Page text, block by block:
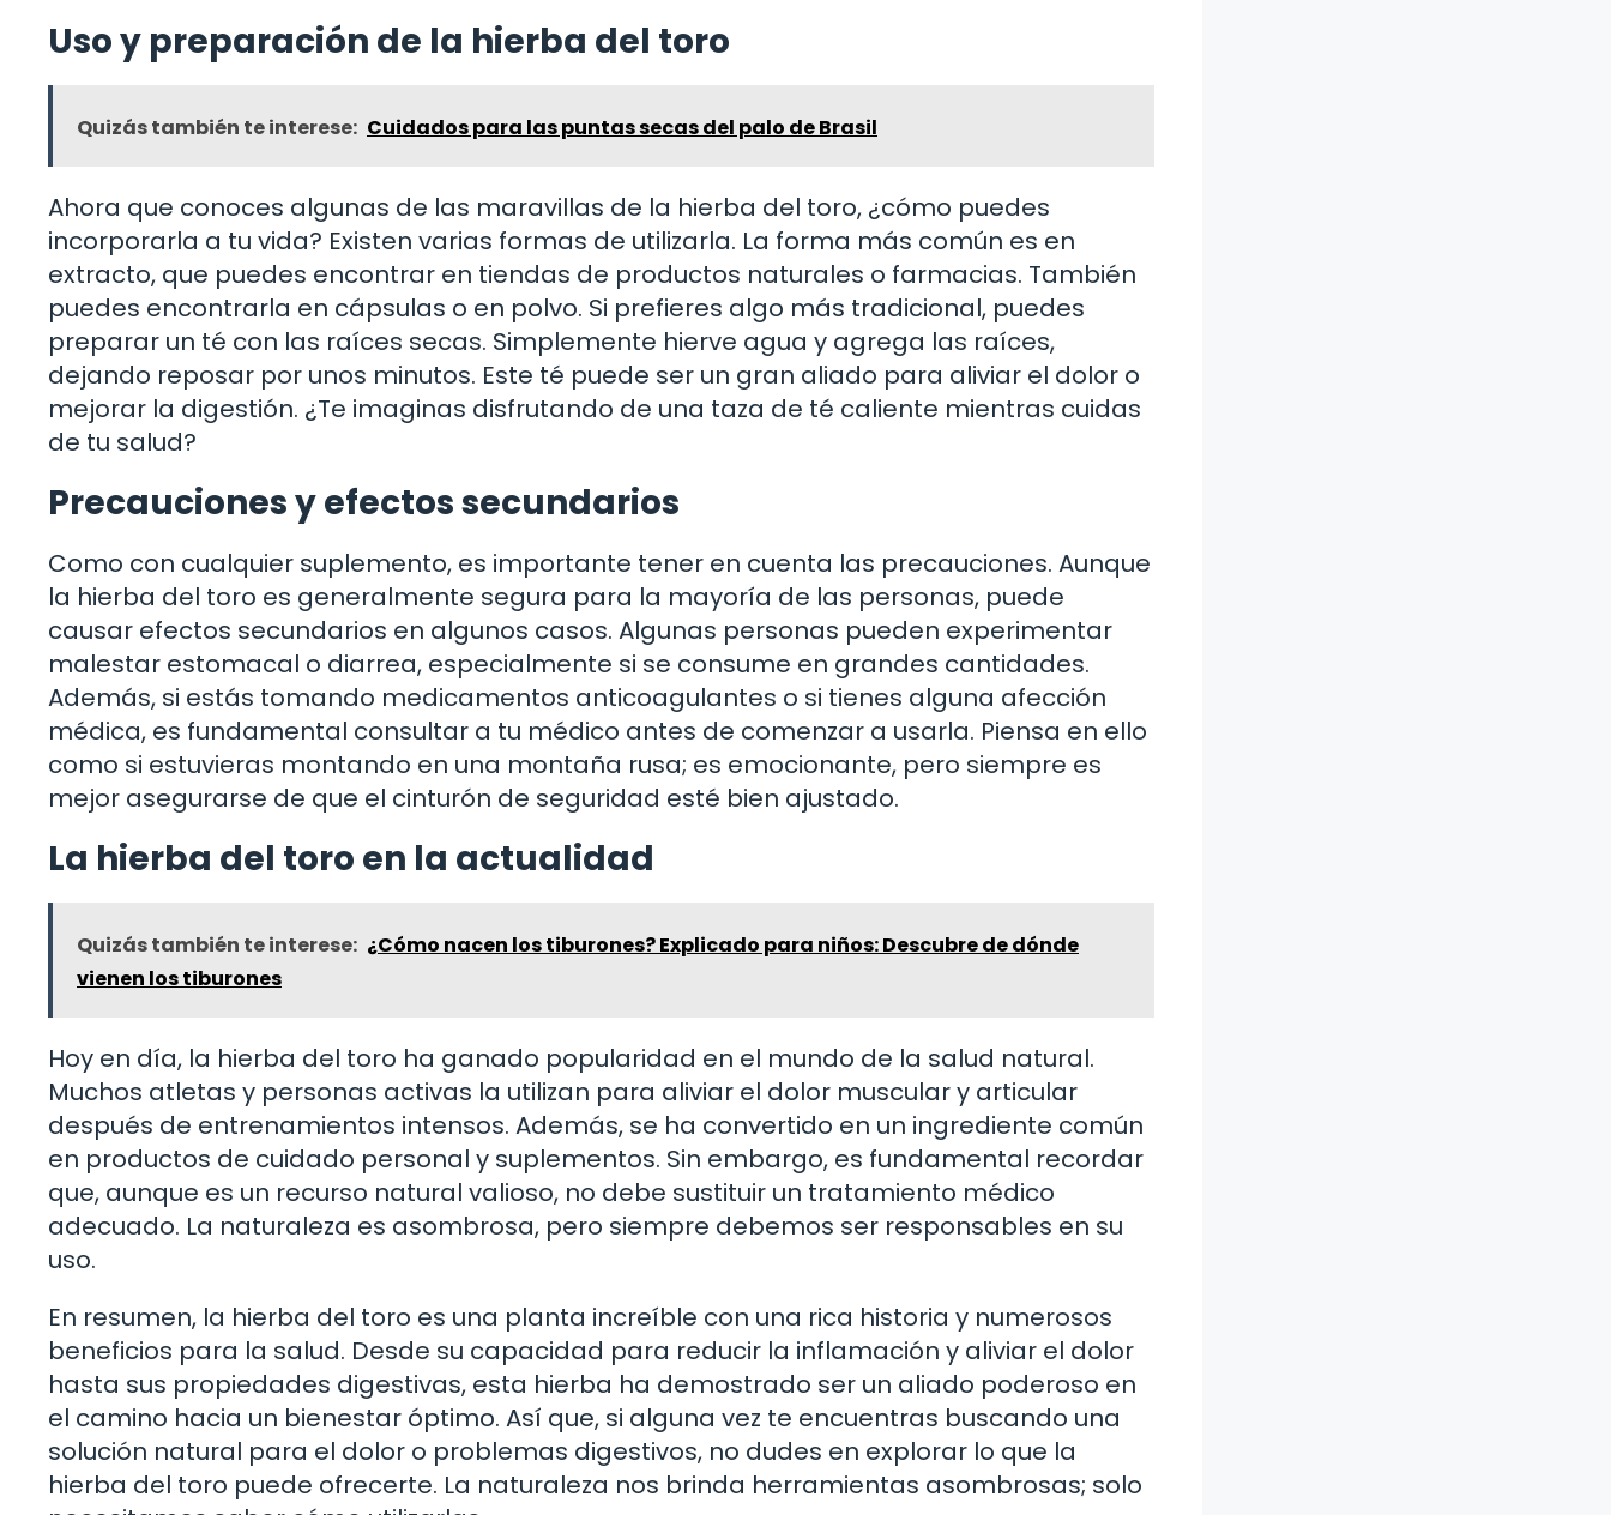
Uso y preparación de la hierba del toro
Quizás también te interese: Cuidados para las puntas secas del palo de Brasil
Ahora que conoces algunas de las maravillas de la hierba del toro, ¿cómo puedes
incorporarla a tu vida? Existen varias formas de utilizarla. La forma más común es en
extracto, que puedes encontrar en tiendas de productos naturales o farmacias. También
puedes encontrarla en cápsulas o en polvo. Si prefieres algo más tradicional, puedes
preparar un té con las raíces secas. Simplemente hierve agua y agrega las raíces,
dejando reposar por unos minutos. Este té puede ser un gran aliado para aliviar el dolor o
mejorar la digestión. ¿Te imaginas disfrutando de una taza de té caliente mientras cuidas
de tu salud?
Precauciones y efectos secundarios
Como con cualquier suplemento, es importante tener en cuenta las precauciones. Aunque
la hierba del toro es generalmente segura para la mayoría de las personas, puede
causar efectos secundarios en algunos casos. Algunas personas pueden experimentar
malestar estomacal o diarrea, especialmente si se consume en grandes cantidades.
Además, si estás tomando medicamentos anticoagulantes o si tienes alguna afección
médica, es fundamental consultar a tu médico antes de comenzar a usarla. Piensa en ello
como si estuvieras montando en una montaña rusa; es emocionante, pero siempre es
mejor asegurarse de que el cinturón de seguridad esté bien ajustado.
La hierba del toro en la actualidad
Quizás también te interese: ¿Cómo nacen los tiburones? Explicado para niños: Descubre de dónde
vienen los tiburones
Hoy en día, la hierba del toro ha ganado popularidad en el mundo de la salud natural.
Muchos atletas y personas activas la utilizan para aliviar el dolor muscular y articular
después de entrenamientos intensos. Además, se ha convertido en un ingrediente común
en productos de cuidado personal y suplementos. Sin embargo, es fundamental recordar
que, aunque es un recurso natural valioso, no debe sustituir un tratamiento médico
adecuado. La naturaleza es asombrosa, pero siempre debemos ser responsables en su
uso.
En resumen, la hierba del toro es una planta increíble con una rica historia y numerosos
beneficios para la salud. Desde su capacidad para reducir la inflamación y aliviar el dolor
hasta sus propiedades digestivas, esta hierba ha demostrado ser un aliado poderoso en
el camino hacia un bienestar óptimo. Así que, si alguna vez te encuentras buscando una
solución natural para el dolor o problemas digestivos, no dudes en explorar lo que la
hierba del toro puede ofrecerte. La naturaleza nos brinda herramientas asombrosas; solo